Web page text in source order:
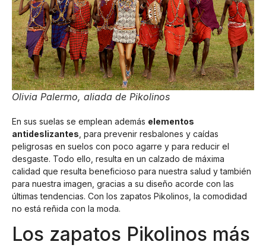
Olivia Palermo, aliada de Pikolinos
En sus suelas se emplean además elementos
antideslizantes , para prevenir resbalones y caídas
peligrosas en suelos con poco agarre y para reducir el
desgaste. Todo ello, resulta en un calzado de máxima
calidad que resulta beneficioso para nuestra salud y también
para nuestra imagen, gracias a su diseño acorde con las
últimas tendencias. Con los zapatos Pikolinos, la comodidad
no está reñida con la moda.
Los zapatos Pikolinos más